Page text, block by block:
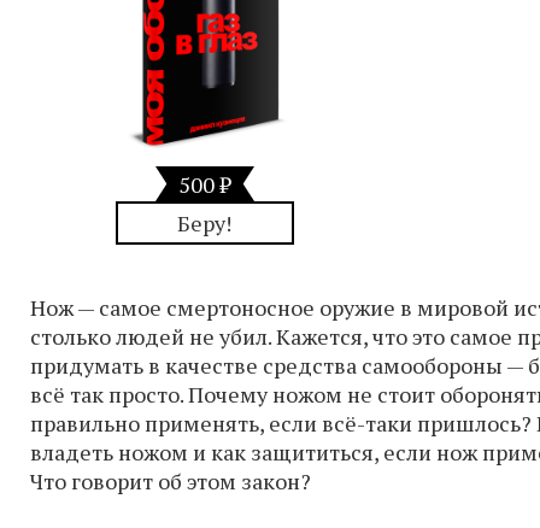
500 ₽
Беру!
Нож — самое смертоносное оружие в мировой
столько людей не убил. Кажется, что это самое
придумать в качестве средства самообороны —
всё так просто. Почему ножом не стоит
правильно применять, если всё-таки пришлось?
владеть ножом и как защититься, если нож
Что говорит об этом закон?